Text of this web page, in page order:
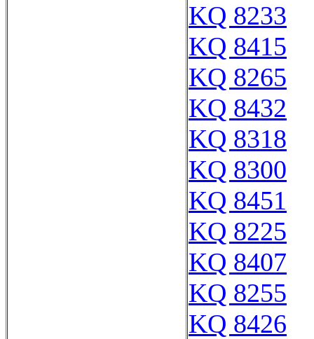
KQ 8233
KQ 8415
KQ 8265
KQ 8432
KQ 8318
KQ 8300
KQ 8451
KQ 8225
KQ 8407
KQ 8255
KQ 8426